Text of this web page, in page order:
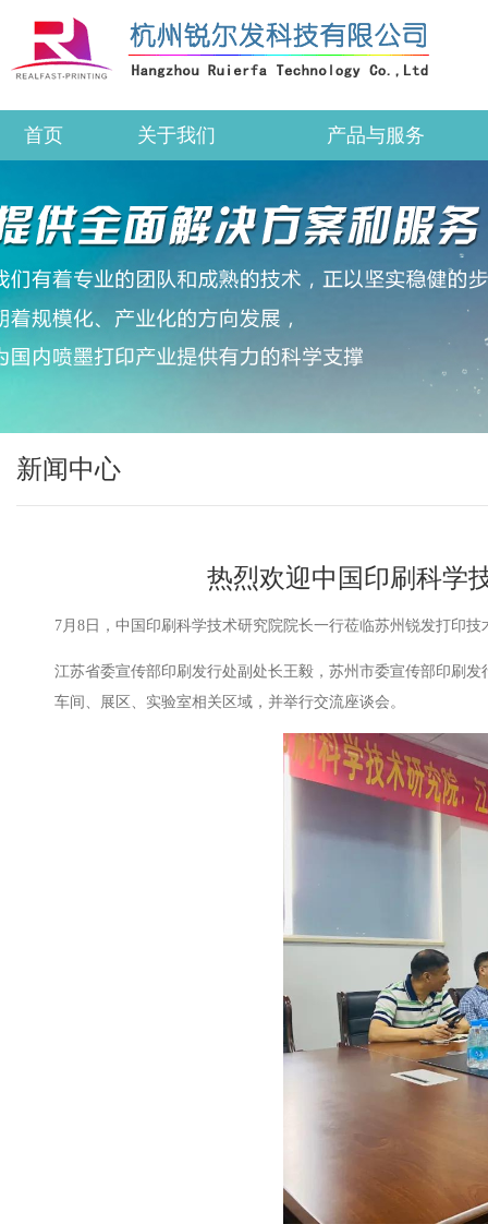
首页 关于我们 产品与服务
新闻中心
热烈欢迎中国印刷科学
7月8日，中国印刷科学技术研究院院长一行莅临苏州锐发打印
江苏省委宣传部印刷发行处副处长王毅，苏州市委宣传部印刷
车间、展区、实验室相关区域，并举行交流座谈会。